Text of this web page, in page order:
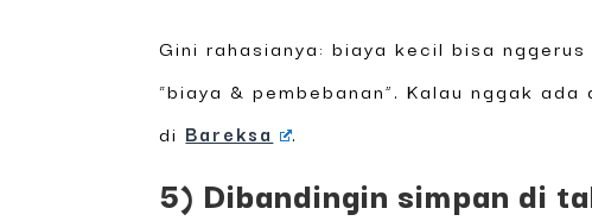
Gini rahasianya: biaya kecil bisa
“biaya & pembebanan”. Kalau nggak
di Bareksa .
5) Dibandingin simpan di